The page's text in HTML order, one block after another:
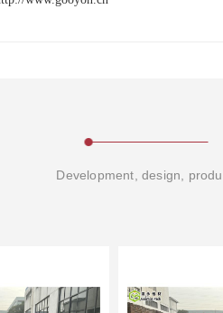
Development, design,